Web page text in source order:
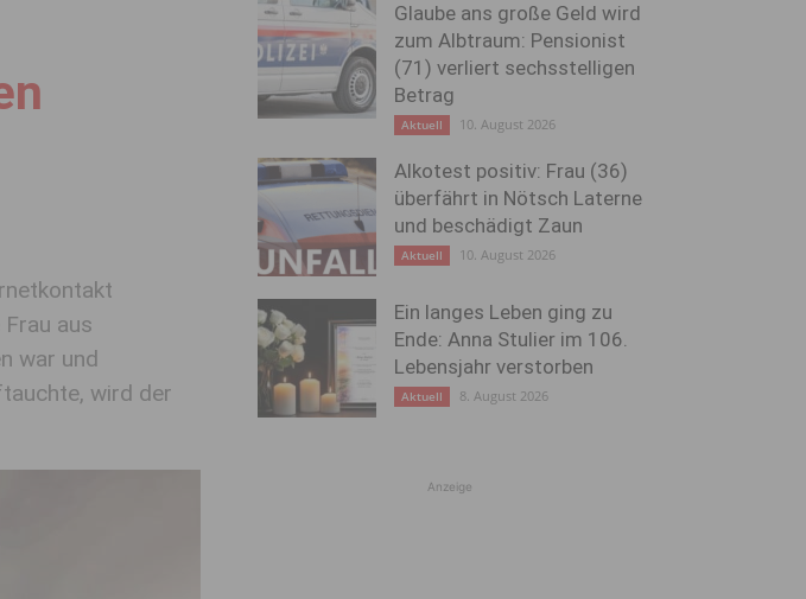
aus
war und
wird der
Glaube ans große Geld wird
zum Albtraum: Pensionist
(71) verliert sechsstelligen
Betrag
Aktuell 10. August 2026
Alkotest positiv: Frau (36)
überfährt in Nötsch Laterne
und beschädigt Zaun
Aktuell 10. August 2026
Ein langes Leben ging zu
Ende: Anna Stulier im 106.
Lebensjahr verstorben
Aktuell 8. August 2026
Anzeige